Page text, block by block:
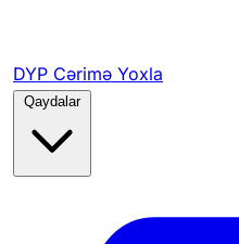
DYP Cərimə Yoxla
Qaydalar